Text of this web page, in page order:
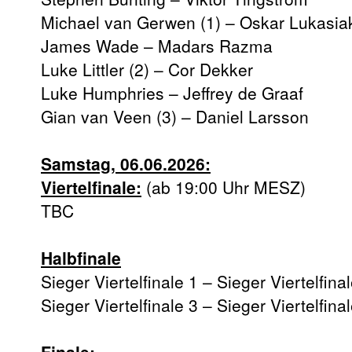
Michael van Gerwen (1) – Oskar
James Wade – Madars Razma
Luke Littler (2) – Cor Dekker
Luke Humphries – Jeffrey de Graaf
Gian van Veen (3) – Daniel Larsson
Samstag, 06.06.2026:
Viertelfinale: (ab 19:00 Uhr MESZ)
TBC
Halbfinale
Sieger Viertelfinale 1 – Sieger
Sieger Viertelfinale 3 – Sieger